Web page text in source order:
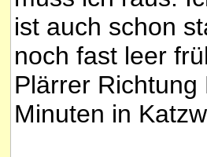
ist auch schon
noch fast leer
Plärrer
Minuten in